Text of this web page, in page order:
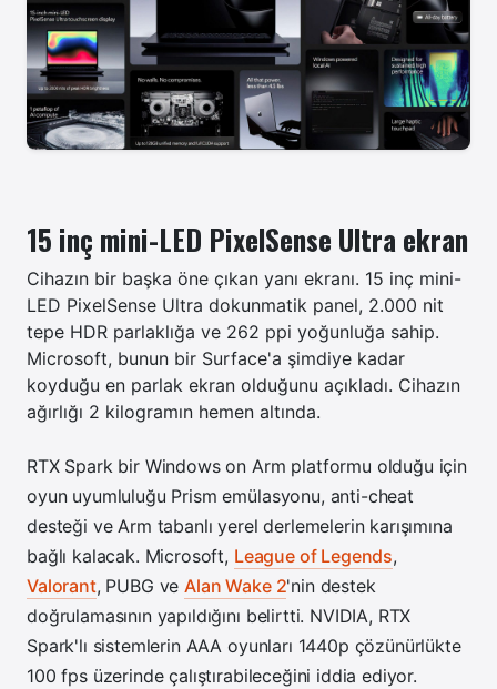
15 inç mini-LED PixelSense Ultra ekran
Cihazın bir başka öne çıkan yanı ekranı. 15 inç mini-
LED PixelSense Ultra dokunmatik panel, 2.000 nit
tepe HDR parlaklığa ve 262 ppi yoğunluğa sahip.
Microsoft, bunun bir Surface'a şimdiye kadar
koyduğu en parlak ekran olduğunu açıkladı. Cihazın
ağırlığı 2 kilogramın hemen altında.
RTX Spark bir Windows on Arm platformu olduğu için
oyun uyumluluğu Prism emülasyonu, anti-cheat
desteği ve Arm tabanlı yerel derlemelerin karışımına
bağlı kalacak. Microsoft, League of Legends,
Valorant, PUBG veAlan Wake 2'nin destek
doğrulamasının yapıldığını belirtti. NVIDIA, RTX
Spark'lı sistemlerin AAA oyunları 1440p çözünürlükte
100 fps üzerinde çalıştırabileceğini iddia ediyor.